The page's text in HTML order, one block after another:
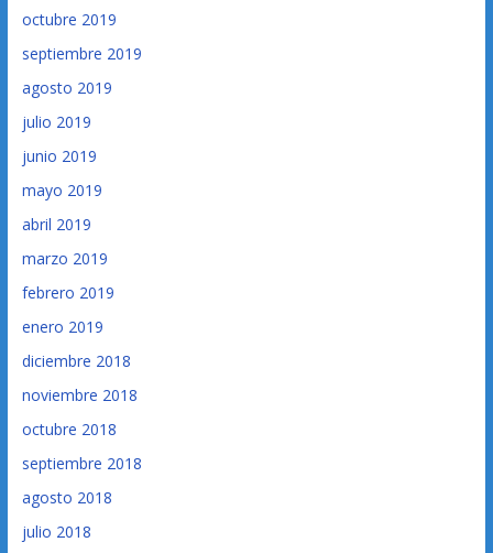
octubre 2019
septiembre 2019
agosto 2019
julio 2019
junio 2019
mayo 2019
abril 2019
marzo 2019
febrero 2019
enero 2019
diciembre 2018
noviembre 2018
octubre 2018
septiembre 2018
agosto 2018
julio 2018